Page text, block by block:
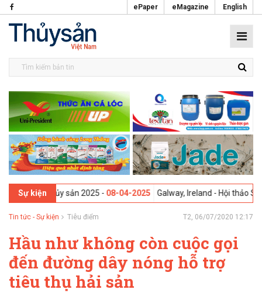
ePaper eMagazine English
Sự kiện
Thủy sản 2025 -08-04-2025 Galway, Ireland - Hội thảo Sáng kiến
Tin tức - Sự kiện Tiêu điểm T2, 06/07/2020 12:17
Hầu như không còn cuộc gọi
đến đường dây nóng hỗ trợ
tiêu thụ hải sản